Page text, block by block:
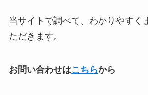
当サイトで調べて、わかりやすく
ただきます。
お問い合わせはこちらから